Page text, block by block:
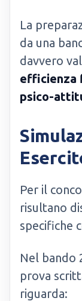
La
da una
davvero
efficienza
psico-
Per il
risultano
specifiche
Nel bando
prova
riguarda: